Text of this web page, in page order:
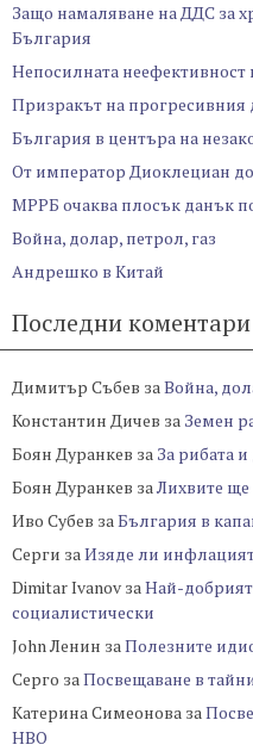
Защо намаляване на ДДС за
България
Непосилната
Призракът на
България в центъра на
От император Диоклециан
МРРБ очаква плосък данък
Война, долар, петрол, газ
Андрешко в Китай
Последни коментари
Димитър Събев заВойна,
Константин Дичев за Земен
Боян Дуранкев за За рибата
Боян Дуранкев заЛихвите ще
Иво Субев заБългария в
Серги заИзяде ли
Dimitar Ivanov заНай-добрият
социалистически
John Ленин заПолезните
Серго заПосвещаване в
Катерина Симеонова за
НВО